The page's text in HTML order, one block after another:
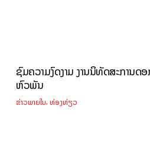
ຊົມຄວາມງົດງາມ ງານນິທັດສະການດ
ຫົວພັນ
ຂ່າວພາຍໃນ,ທ່ອງທ່ຽວ